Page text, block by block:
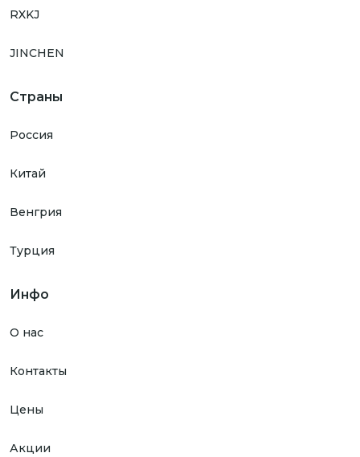
RXKJ
JINCHEN
Страны
Россия
Китай
Венгрия
Турция
Инфо
О нас
Контакты
Цены
Акции